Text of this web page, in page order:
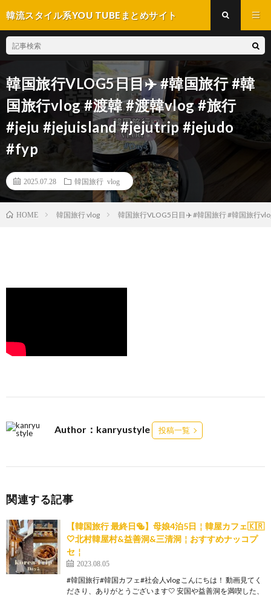
韓流スタイル系YOU TUBEまとめサイト
韓国旅行VLOG5日目✈️ #韓国旅行 #韓
国旅行vlog #渡韓 #渡韓vlog #旅行
#jeju #jejuisland #jejutrip #jejudo
#fyp
2025.07.28 韓国旅行 vlog
HOME 韓国旅行 vlog 韓国旅行VLOG5日目✈️ #韓国旅行 #韓国旅行
Author：kanryustyle 投稿一覧
関連する記事
【韓国旅行 最終日🥯】母娘4泊5日￤韓屋カフェ🇰🇷
🤍北村韓屋村&益善洞&三清洞￤おすすめナッコプ
セ‪￤
2023.08.05
#韓国旅行#韓国カフェ#社会人vlog こんにちは！ 動画見てく
ださり、ありがとうございます🤍 安国や益善洞を満喫した、